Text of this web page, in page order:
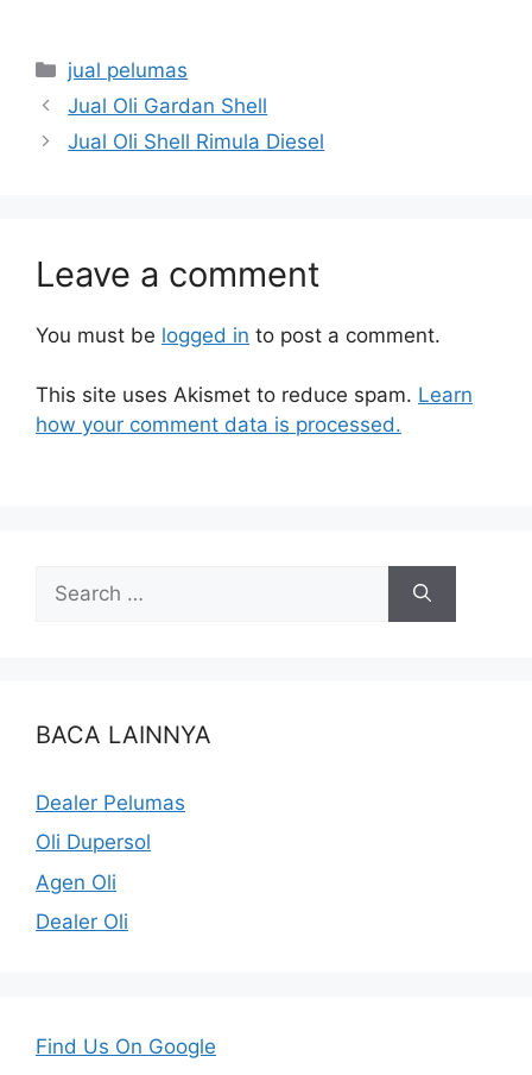
jual pelumas
Jual Oli Gardan Shell
Jual Oli Shell Rimula Diesel
Leave a comment
You must be logged in to post a comment.
This site uses Akismet to reduce spam. Learn
how your comment data is processed.
BACA LAINNYA
Dealer Pelumas
Oli Dupersol
Agen Oli
Dealer Oli
Find Us On Google